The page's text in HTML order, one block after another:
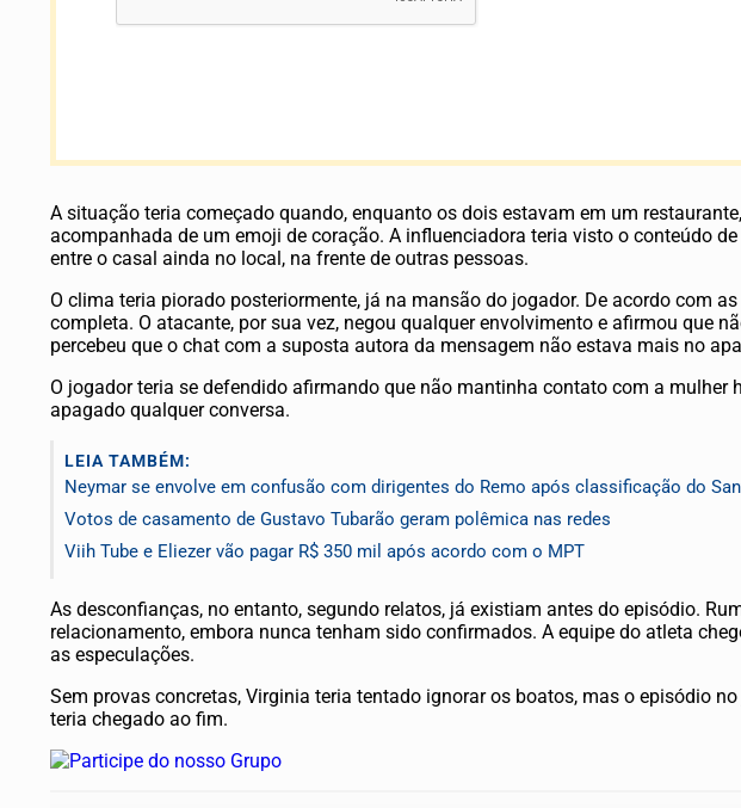
A situação teria começado quando, enquanto os dois estavam em um
acompanhada de um emoji de coração. A influenciadora teria visto o conteúdo
entre o casal ainda no local, na frente de outras pessoas.
O clima teria piorado posteriormente, já na mansão do jogador. De acordo com
completa. O atacante, por sua vez, negou qualquer envolvimento e afirmou que
percebeu que o chat com a suposta autora da mensagem não estava mais no
O jogador teria se defendido afirmando que não mantinha contato com a
apagado qualquer conversa.
LEIA TAMBÉM:
Neymar se envolve em confusão com dirigentes do Remo após classificação do
Votos de casamento de Gustavo Tubarão geram polêmica nas redes
Viih Tube e Eliezer vão pagar R$ 350 mil após acordo com o MPT
As desconfianças, no entanto, segundo relatos, já existiam antes do episódio.
relacionamento, embora nunca tenham sido confirmados. A equipe do atleta
as especulações.
Sem provas concretas, Virginia teria tentado ignorar os boatos, mas o episódio
teria chegado ao fim.